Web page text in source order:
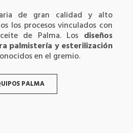
de gran calidad y alto
los procesos vinculados con
de Palma. Los diseños
palmistería y esterilización
en el gremio.
PALMA